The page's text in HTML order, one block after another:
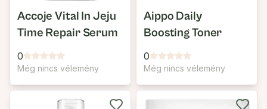
Accoje Vital In Jeju
Time Repair Serum
0
Még nincs vélemény
Aippo Daily
Boosting Toner
0
Még nincs vélemény